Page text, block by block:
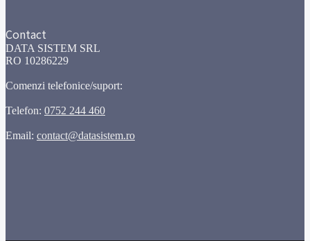
Contact
DATA SISTEM SRL
RO 10286229
Comenzi telefonice/suport:
Telefon: 0752 244 460
Email: contact@datasistem.ro